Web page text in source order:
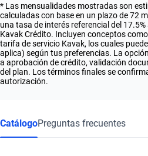
* Las mensualidades mostradas son
calculadas con base en un plazo de 72
una tasa de interés referencial del
Kavak Crédito. Incluyen conceptos
tarifa de servicio Kavak, los cuales
aplica) según tus preferencias. La
a aprobación de crédito, validación
del plan. Los términos finales se
autorización.
CatálogoPreguntas frecuentes